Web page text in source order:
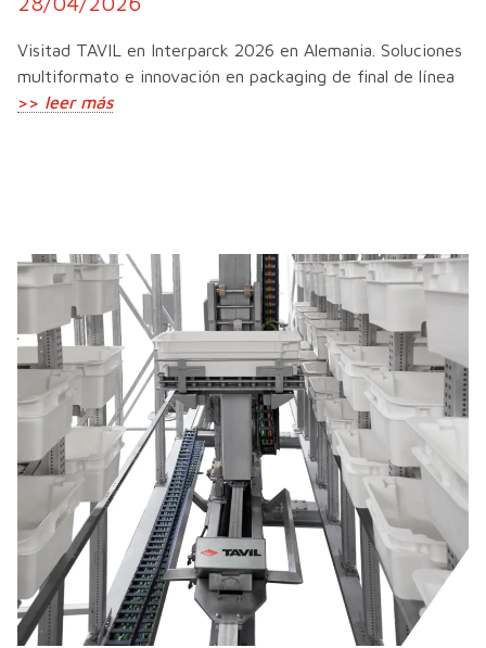
Visitad TAVIL en Interparck 2026 en Alemania. Soluciones
multiformato e innovación en packaging de final de línea
>> leer más